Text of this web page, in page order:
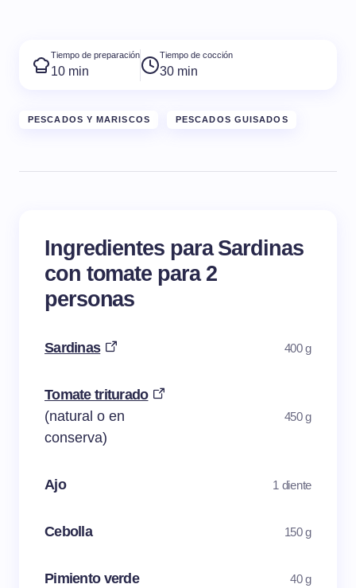
Tiempo de preparación
10 min
Tiempo de cocción
30 min
PESCADOS Y MARISCOS PESCADOS GUISADOS
Ingredientes para Sardinas
con tomate para 2
personas
Sardinas 400 g
Tomate triturado
(natural o en
conserva)
450 g
Ajo 1 diente
Cebolla 150 g
Pimiento verde 40 g